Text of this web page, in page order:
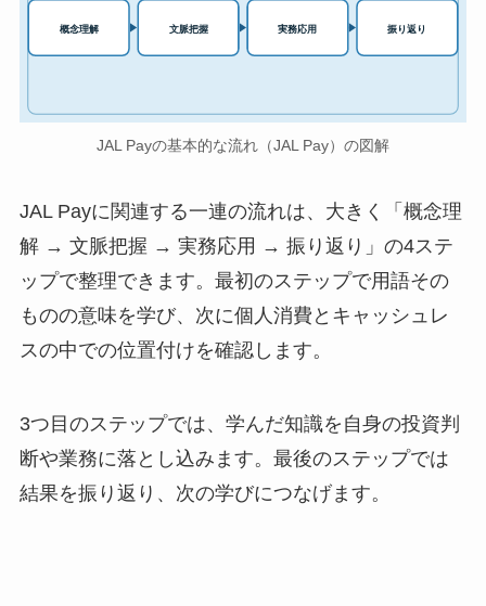
概念理解 文脈把握 実務応用 振り返り
JAL Payの基本的な流れ（JAL Pay）の図解
JAL Payに関連する一連の流れは、大きく「概念理
解 → 文脈把握 → 実務応用 → 振り返り」の4ステ
ップで整理できます。最初のステップで用語その
ものの意味を学び、次に個人消費とキャッシュレ
スの中での位置付けを確認します。
3つ目のステップでは、学んだ知識を自身の投資判
断や業務に落とし込みます。最後のステップでは
結果を振り返り、次の学びにつなげます。